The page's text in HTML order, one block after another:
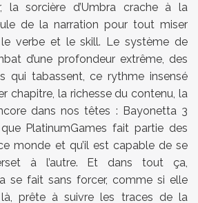
la sorcière d’Umbra crache à la
de la narration pour tout miser
verbe et le skill. Le système de
d’une profondeur extrême, des
qui tabassent, ce rythme insensé
chapitre, la richesse du contenu, la
dans nos têtes : Bayonetta 3
PlatinumGames fait partie des
monde et qu’il est capable de se
à l’autre. Et dans tout ça,
se fait sans forcer, comme si elle
prête à suivre les traces de la